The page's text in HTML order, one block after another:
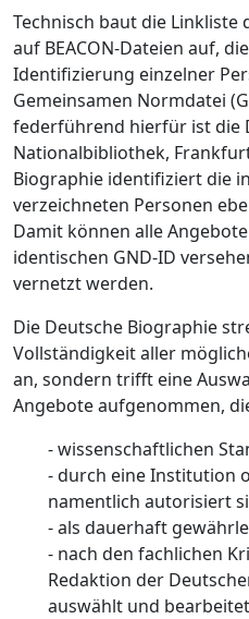
Technisch baut die
auf BEACON-Dateien auf,
Identifizierung einzelner
Gemeinsamen Normdatei
federführend hierfür ist die
Nationalbibliothek,
Biographie identifiziert die
verzeichneten Personen
Damit können alle
identischen GND-ID
vernetzt werden.
Die Deutsche Biographie
Vollständigkeit aller
an, sondern trifft eine
Angebote aufgenommen,
- wissenschaftlichen
- durch eine Institution
namentlich autorisiert
- als dauerhaft
- nach den fachlichen
Redaktion der
auswählt und